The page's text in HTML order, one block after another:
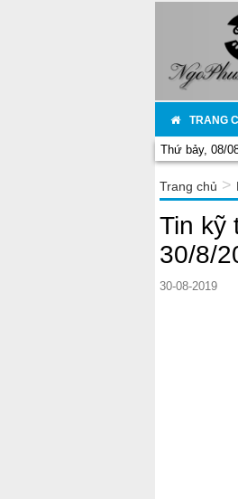
TRANG
Thứ bảy, 08/
Trang chủ >
Tin kỹ
30/8/
30-08-2019